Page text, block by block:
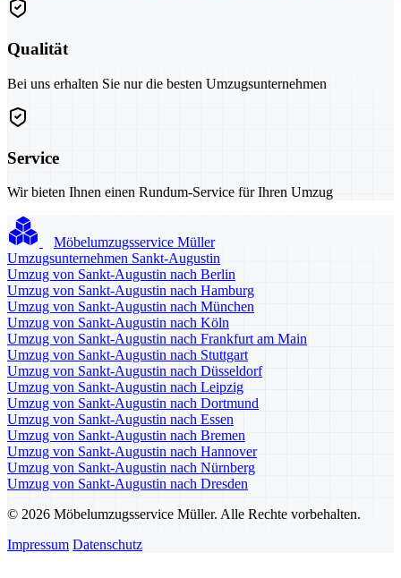
Qualität
Bei uns erhalten Sie nur die besten Umzugsunternehmen
Service
Wir bieten Ihnen einen Rundum-Service für Ihren Umzug
Möbelumzugsservice Müller
Umzugsunternehmen Sankt-Augustin
Umzug von Sankt-Augustin nach Berlin
Umzug von Sankt-Augustin nach Hamburg
Umzug von Sankt-Augustin nach München
Umzug von Sankt-Augustin nach Köln
Umzug von Sankt-Augustin nach Frankfurt am Main
Umzug von Sankt-Augustin nach Stuttgart
Umzug von Sankt-Augustin nach Düsseldorf
Umzug von Sankt-Augustin nach Leipzig
Umzug von Sankt-Augustin nach Dortmund
Umzug von Sankt-Augustin nach Essen
Umzug von Sankt-Augustin nach Bremen
Umzug von Sankt-Augustin nach Hannover
Umzug von Sankt-Augustin nach Nürnberg
Umzug von Sankt-Augustin nach Dresden
© 2026 Möbelumzugsservice Müller. Alle Rechte vorbehalten.
Impressum Datenschutz